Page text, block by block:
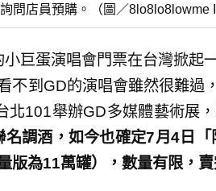
問店員預購。（圖／8lo8lo8lowme
巨蛋演唱會門票在台灣掀起
不到GD的演唱會雖然很難過
北101舉辦GD多媒體藝術展
名調酒，如今也確定7月4日
版為11萬罐），數量有限，賣